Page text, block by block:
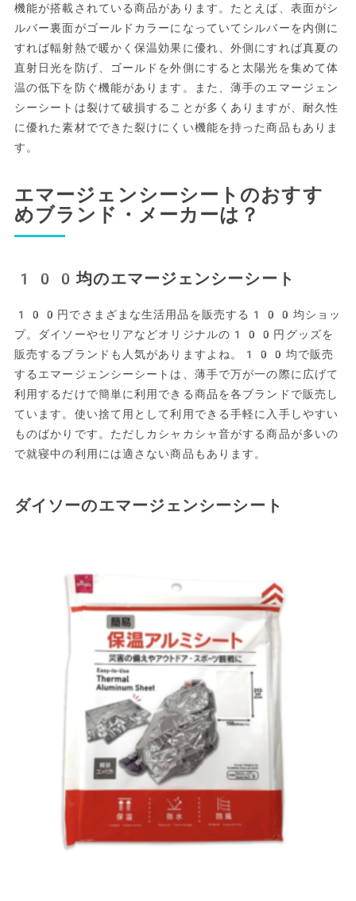
機能が搭載されている商品があります。たとえば、表面がシ
ルバー裏面がゴールドカラーになっていてシルバーを内側に
すれば輻射熱で暖かく保温効果に優れ、外側にすれば真夏の
直射日光を防げ、ゴールドを外側にすると太陽光を集めて体
温の低下を防ぐ機能があります。また、薄手のエマージェン
シーシートは裂けて破損することが多くありますが、耐久性
に優れた素材でできた裂けにくい機能を持った商品もありま
す。
エマージェンシーシートのおすす
めブランド・メーカーは？
100均のエマージェンシーシート
100円でさまざまな生活用品を販売する100均ショッ
プ。ダイソーやセリアなどオリジナルの100円グッズを
販売するブランドも人気がありますよね。100均で販売
するエマージェンシーシートは、薄手で万が一の際に広げて
利用するだけで簡単に利用できる商品を各ブランドで販売し
ています。使い捨て用として利用できる手軽に入手しやすい
ものばかりです。ただしカシャカシャ音がする商品が多いの
で就寝中の利用には適さない商品もあります。
ダイソーのエマージェンシーシート